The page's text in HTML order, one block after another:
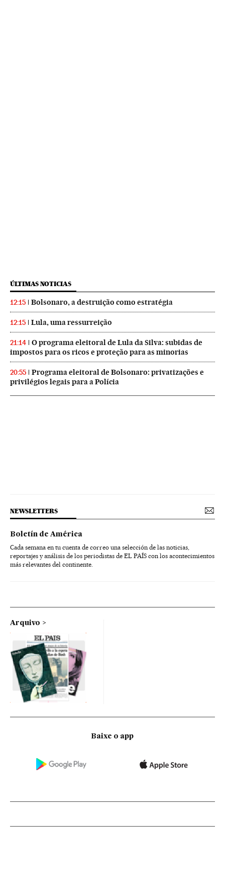
ÚLTIMAS NOTICIAS
12:15 Bolsonaro, a destruição como estratégia
12:15 Lula, uma ressurreição
21:14
O programa eleitoral de Lula da Silva: subidas de
impostos para os ricos e proteção para as minorias
20:55
Programa eleitoral de Bolsonaro: privatizações e
privilégios legais para a Polícia
NEWSLETTERS
Boletín de América
Cada semana en tu cuenta de correo una selección de las noticias,
reportajes y análisis de los periodistas de EL PAÍS con los acontecimientos
más relevantes del continente.
Arquivo
Baixe o app